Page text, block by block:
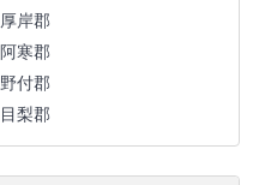
厚岸郡
阿寒郡
野付郡
目梨郡